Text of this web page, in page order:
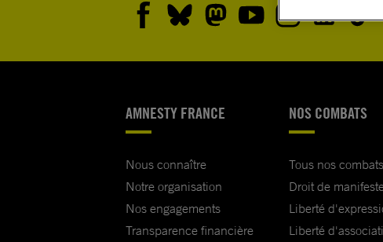
AMNESTY FRANCE
Nous connaître
Notre organisation
Nos engagements
Transparence financière
NOS COMBATS
Tous nos combats
Droit de
Liberté
Liberté